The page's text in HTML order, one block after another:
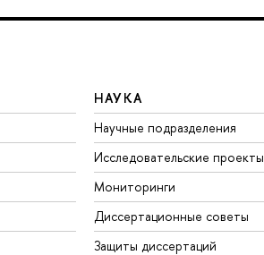
НАУКА
Научные подразделения
Исследовательские проекты
Мониторинги
Диссертационные советы
Защиты диссертаций